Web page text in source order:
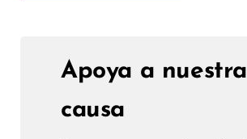
Apoya a nuestra
causa